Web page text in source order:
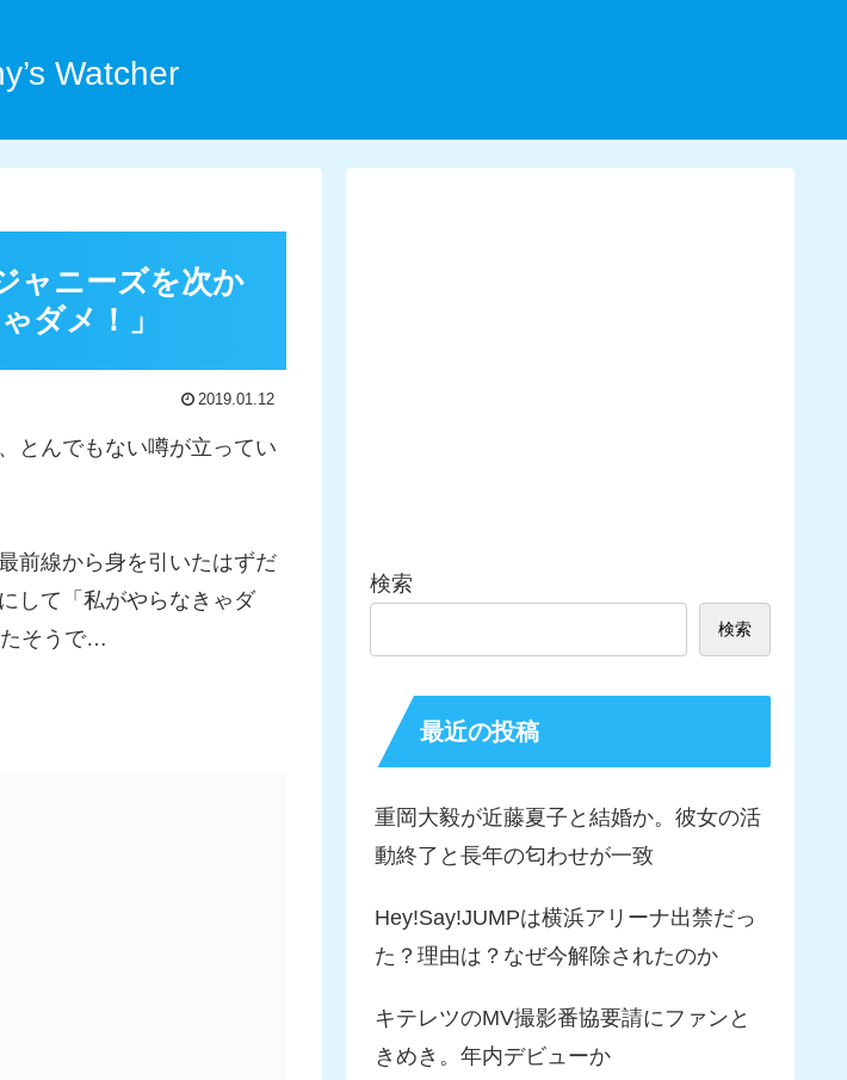
Watcher
ャニーズを次か
ダメ！」
2019.01.12
とんでもない噂が立ってい
前線から身を引いたはずだ
して「私がやらなきゃダ
たそうで…
検索
検索
最近の投稿
重岡大毅が近藤夏子と結婚か。彼女の活
動終了と長年の匂わせが一致
Hey!Say!JUMPは横浜アリーナ出禁だっ
た？理由は？なぜ今解除されたのか
キテレツのMV撮影番協要請にファンと
きめき。年内デビューか